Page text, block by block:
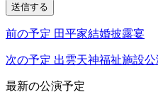
送信する
前の予定 田平家結婚披露宴
次の予定 出雲天神福祉施設公
最新の公演予定